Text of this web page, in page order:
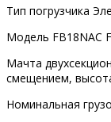
Тип погрузчика
Модель FB18NAC
Мачта
смещением,
Номинальная